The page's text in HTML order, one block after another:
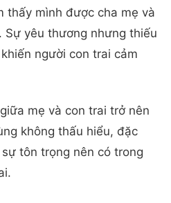
thấy mình được cha mẹ và
Sự yêu thương nhưng thiếu
người con trai cảm
mẹ và con trai trở nên
không thấu hiểu, đặc
tôn trọng nên có trong